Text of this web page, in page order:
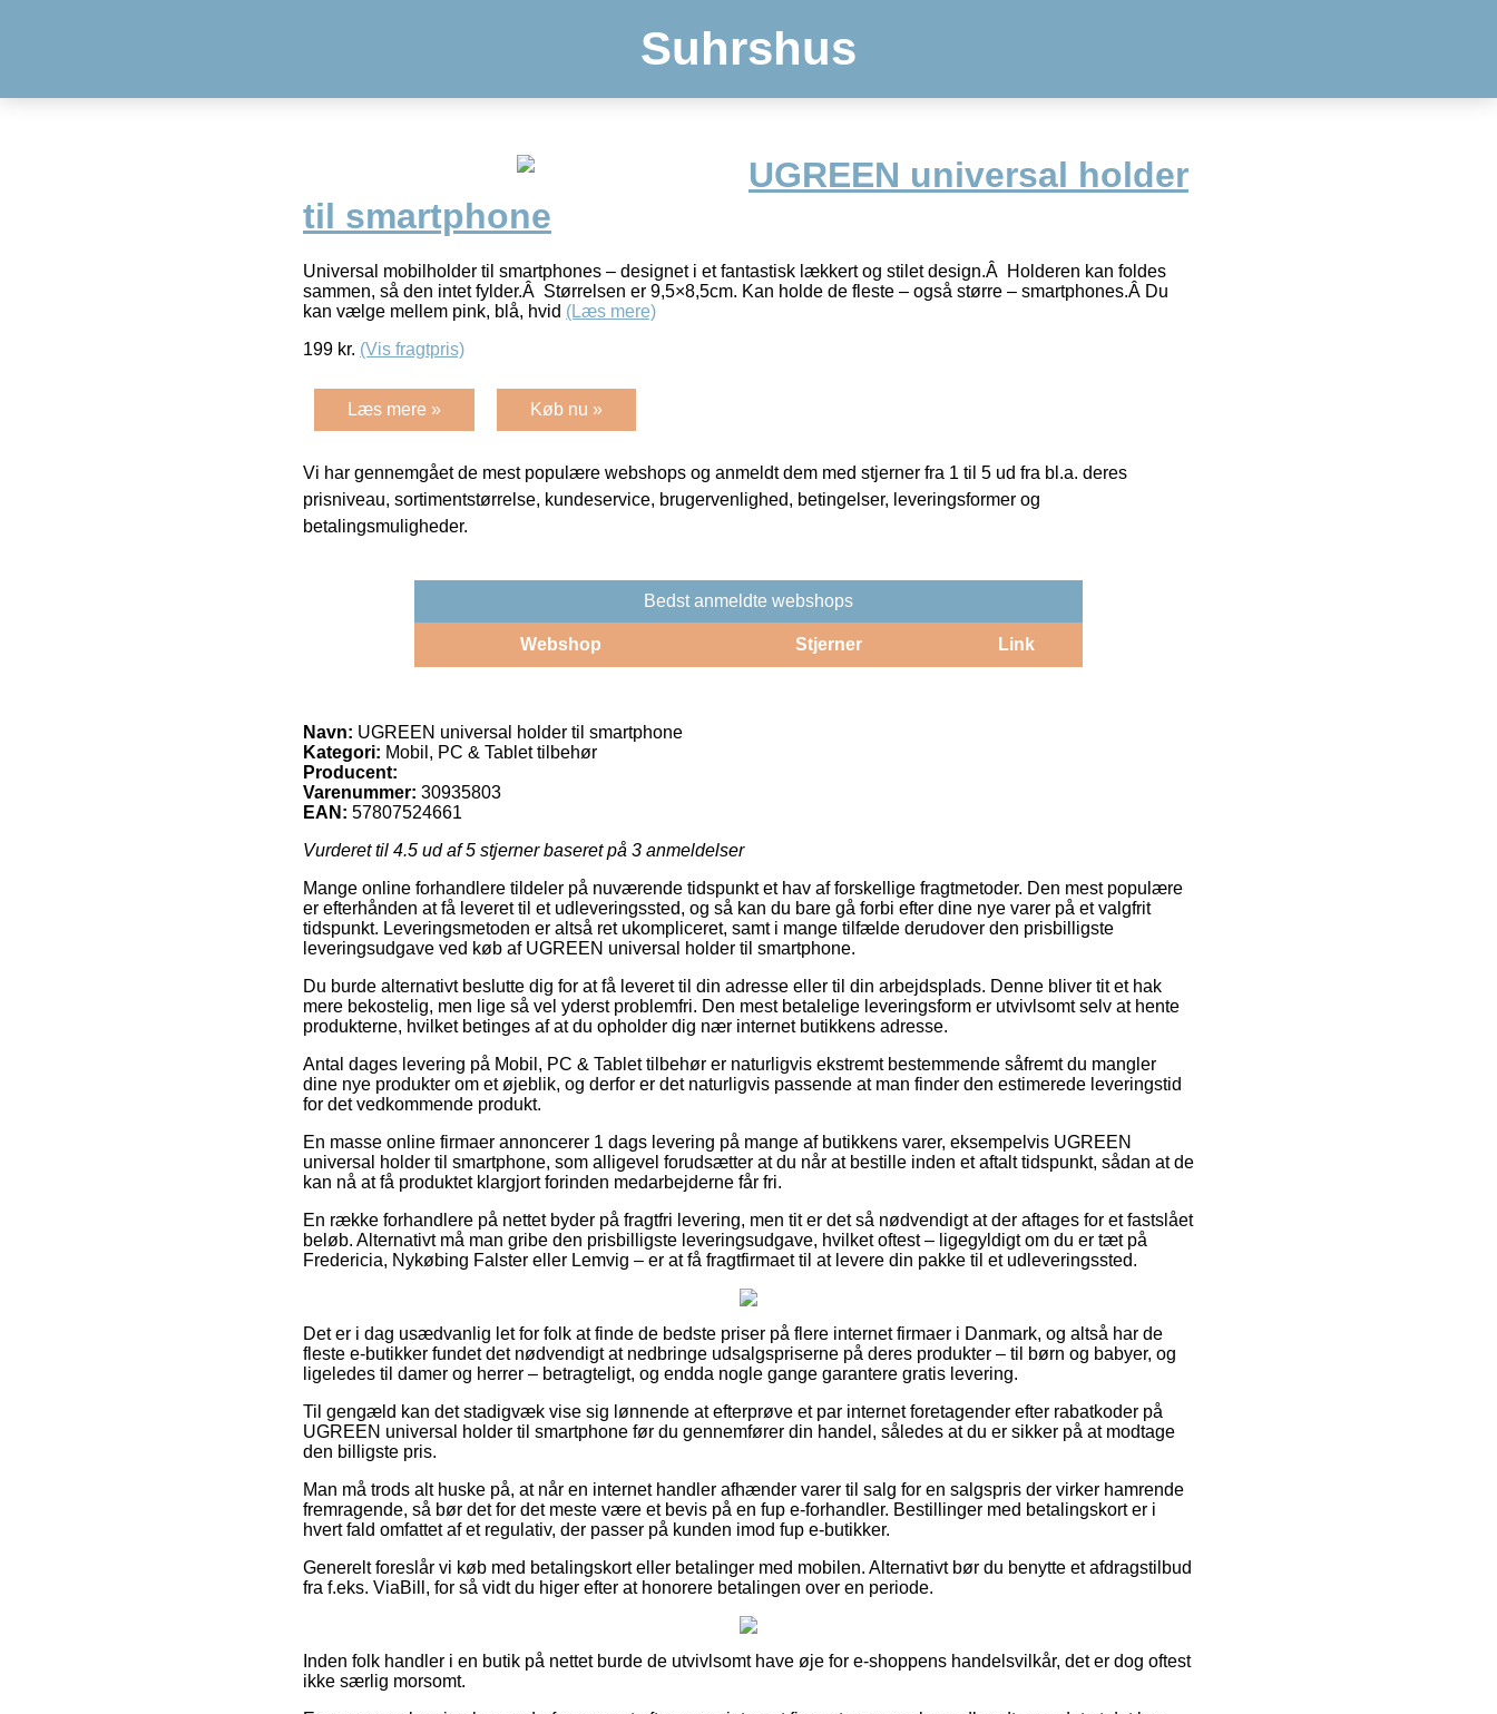
Suhrshus
UGREEN universal holder
til smartphone
Universal mobilholder til smartphones – designet i et fantastisk lækkert og stilet design.Â Holderen kan foldes
sammen, så den intet fylder.Â Størrelsen er 9,5×8,5cm. Kan holde de fleste – også større – smartphones.Â Du
kan vælge mellem pink, blå, hvid (Læs mere)
199 kr. (Vis fragtpris)
Læs mere » Køb nu »
Vi har gennemgået de mest populære webshops og anmeldt dem med stjerner fra 1 til 5 ud fra bl.a. deres
prisniveau, sortimentstørrelse, kundeservice, brugervenlighed, betingelser, leveringsformer og
betalingsmuligheder.
Bedst anmeldte webshops
Webshop Stjerner Link
Navn: UGREEN universal holder til smartphone
Kategori: Mobil, PC & Tablet tilbehør
Producent:
Varenummer: 30935803
EAN: 57807524661
Vurderet til 4.5 ud af 5 stjerner baseret på 3 anmeldelser
Mange online forhandlere tildeler på nuværende tidspunkt et hav af forskellige fragtmetoder. Den mest populære
er efterhånden at få leveret til et udleveringssted, og så kan du bare gå forbi efter dine nye varer på et valgfrit
tidspunkt. Leveringsmetoden er altså ret ukompliceret, samt i mange tilfælde derudover den prisbilligste
leveringsudgave ved køb af UGREEN universal holder til smartphone.
Du burde alternativt beslutte dig for at få leveret til din adresse eller til din arbejdsplads. Denne bliver tit et hak
mere bekostelig, men lige så vel yderst problemfri. Den mest betalelige leveringsform er utvivlsomt selv at hente
produkterne, hvilket betinges af at du opholder dig nær internet butikkens adresse.
Antal dages levering på Mobil, PC & Tablet tilbehør er naturligvis ekstremt bestemmende såfremt du mangler
dine nye produkter om et øjeblik, og derfor er det naturligvis passende at man finder den estimerede leveringstid
for det vedkommende produkt.
En masse online firmaer annoncerer 1 dags levering på mange af butikkens varer, eksempelvis UGREEN
universal holder til smartphone, som alligevel forudsætter at du når at bestille inden et aftalt tidspunkt, sådan at de
kan nå at få produktet klargjort forinden medarbejderne får fri.
En række forhandlere på nettet byder på fragtfri levering, men tit er det så nødvendigt at der aftages for et fastslået
beløb. Alternativt må man gribe den prisbilligste leveringsudgave, hvilket oftest – ligegyldigt om du er tæt på
Fredericia, Nykøbing Falster eller Lemvig – er at få fragtfirmaet til at levere din pakke til et udleveringssted.
Det er i dag usædvanlig let for folk at finde de bedste priser på flere internet firmaer i Danmark, og altså har de
fleste e-butikker fundet det nødvendigt at nedbringe udsalgspriserne på deres produkter – til børn og babyer, og
ligeledes til damer og herrer – betragteligt, og endda nogle gange garantere gratis levering.
Til gengæld kan det stadigvæk vise sig lønnende at efterprøve et par internet foretagender efter rabatkoder på
UGREEN universal holder til smartphone før du gennemfører din handel, således at du er sikker på at modtage
den billigste pris.
Man må trods alt huske på, at når en internet handler afhænder varer til salg for en salgspris der virker hamrende
fremragende, så bør det for det meste være et bevis på en fup e-forhandler. Bestillinger med betalingskort er i
hvert fald omfattet af et regulativ, der passer på kunden imod fup e-butikker.
Generelt foreslår vi køb med betalingskort eller betalinger med mobilen. Alternativt bør du benytte et afdragstilbud
fra f.eks. ViaBill, for så vidt du higer efter at honorere betalingen over en periode.
Inden folk handler i en butik på nettet burde de utvivlsomt have øje for e-shoppens handelsvilkår, det er dog oftest
ikke særlig morsomt.